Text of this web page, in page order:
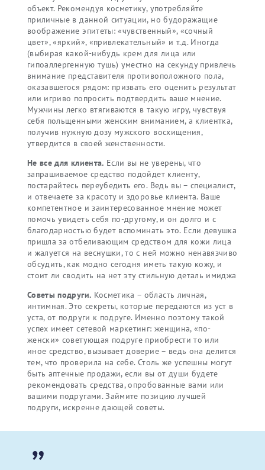
объект. Рекомендуя косметику, употребляйте
приличные в данной ситуации, но будоражащие
воображение эпитеты: «чувственный», «сочный
цвет», «яркий», «привлекательный» и т.д. Иногда
(выбирая какой-нибудь крем для лица или
гипоаллергенную тушь) уместно на секунду привлечь
внимание представителя противоположного пола,
оказавшегося рядом: призвать его оценить результат
или игриво попросить подтвердить ваше мнение.
Мужчины легко втягиваются в такую игру, чувствуя
себя польщенными женским вниманием, а клиентка,
получив нужную дозу мужского восхищения,
утвердится в своей женственности.
Не все для клиента. Если вы не уверены, что
запрашиваемое средство подойдет клиенту,
постарайтесь переубедить его. Ведь вы – специалист,
и отвечаете за красоту и здоровье клиента. Ваше
компетентное и заинтересованное мнение может
помочь увидеть себя по-другому, и он долго и с
благодарностью будет вспоминать это. Если девушка
пришла за отбеливающим средством для кожи лица
и жалуется на веснушки, то с ней можно ненавязчиво
обсудить, как модно сегодня иметь такую кожу, и
стоит ли сводить на нет эту стильную деталь имиджа
Советы подруги. Косметика – область личная,
интимная. Это секреты, которые передаются из уст в
уста, от подруги к подруге. Именно поэтому такой
успех имеет сетевой маркетинг: женщина, «по-
женски» советующая подруге приобрести то или
иное средство, вызывает доверие – ведь она делится
тем, что проверила на себе. Столь же успешны могут
быть аптечные продажи, если вы от души будете
рекомендовать средства, опробованные вами или
вашими подругами. Займите позицию лучшей
подруги, искренне дающей советы.